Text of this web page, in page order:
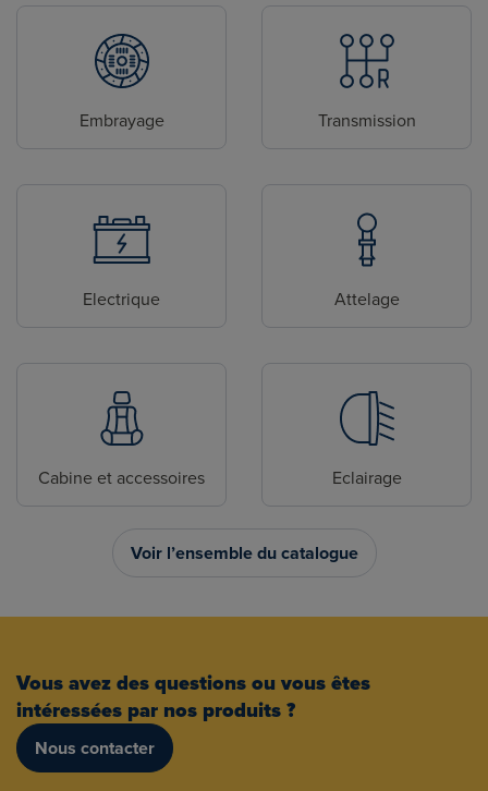
Embrayage Transmission
Electrique Attelage
Cabine et accessoires Eclairage
Voir l’ensemble du catalogue
Vous avez des questions ou vous êtes
intéressées par nos produits ?
Nous contacter